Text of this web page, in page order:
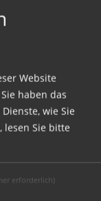
das
Website
haben das
wie Sie
lesen Sie bitte
erforderlich)